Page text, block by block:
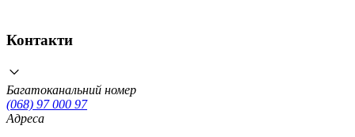
Контакти
Багатоканальний номер
(068) 97 000 97
Адреса